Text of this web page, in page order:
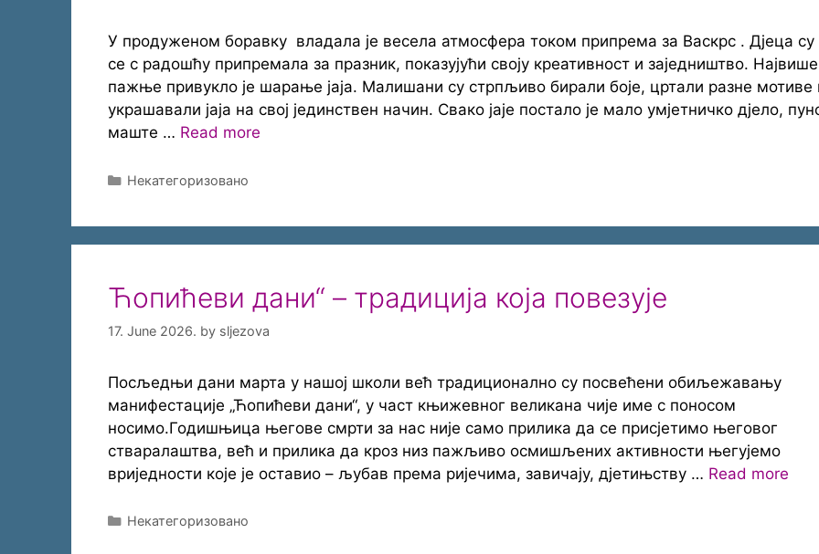
У продуженом боравку владала је весела атмосфера током припрема за Васкрс . Дјеца су
се с радошћу припремала за празник, показујући своју креативност и заједништво. Највише
пажње привукло је шарање јаја. Малишани су стрпљиво бирали боје, цртали разне мотиве
украшавали јаја на свој јединствен начин. Свако јаје постало је мало умјетничко дјело,
маште … Read more
Categories
Некатегоризовано
Ћопићеви дани“ – традиција која повезује
17. June 2026. by sljezova
Посљедњи дани марта у нашој школи већ традиционално су посвећени обиљежавању
манифестације „Ћопићеви дани“, у част књижевног великана чије име с поносом
носимо.Годишњица његове смрти за нас није само прилика да се присјетимо његовог
стваралаштва, већ и прилика да кроз низ пажљиво осмишљених активности његујемо
вриједности које је оставио – љубав према ријечима, завичају, дјетињству … Read more
Categories
Некатегоризовано